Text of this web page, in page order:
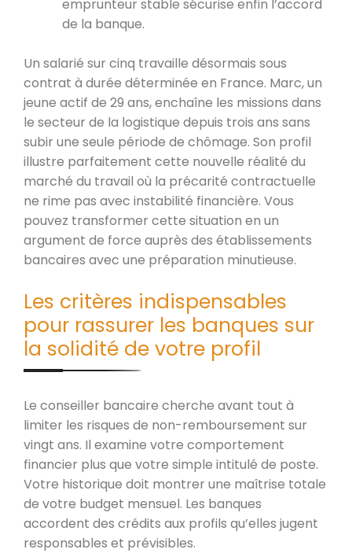
emprunteur stable sécurise enfin l’accord
de la banque.
Un salarié sur cinq travaille désormais sous
contrat à durée déterminée en France. Marc, un
jeune actif de 29 ans, enchaîne les missions dans
le secteur de la logistique depuis trois ans sans
subir une seule période de chômage. Son profil
illustre parfaitement cette nouvelle réalité du
marché du travail où la précarité contractuelle
ne rime pas avec instabilité financière. Vous
pouvez transformer cette situation en un
argument de force auprès des établissements
bancaires avec une préparation minutieuse.
Les critères indispensables
pour rassurer les banques sur
la solidité de votre profil
Le conseiller bancaire cherche avant tout à
limiter les risques de non-remboursement sur
vingt ans. Il examine votre comportement
financier plus que votre simple intitulé de poste.
Votre historique doit montrer une maîtrise totale
de votre budget mensuel. Les banques
accordent des crédits aux profils qu’elles jugent
responsables et prévisibles.